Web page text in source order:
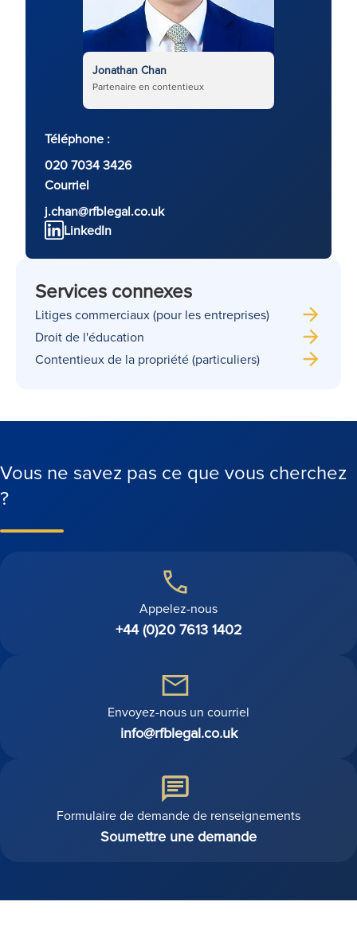
Jonathan Chan
Partenaire en contentieux
Téléphone :
020 7034 3426
Courriel
j.chan@rfblegal.co.uk
LinkedIn
Services connexes
Litiges commerciaux (pour les entreprises)
Droit de l'éducation
Contentieux de la propriété (particuliers)
Vous ne savez pas ce que vous cherchez
?
Appelez-nous
+44 (0)20 7613 1402
Envoyez-nous un courriel
info@rfblegal.co.uk
Formulaire de demande de renseignements
Soumettre une demande